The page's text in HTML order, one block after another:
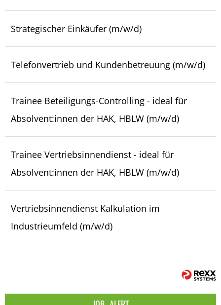
Strategischer Einkäufer (m/w/d)
Telefonvertrieb und Kundenbetreuung (m/w/d)
Trainee Beteiligungs-Controlling - ideal für
Absolvent:innen der HAK, HBLW (m/w/d)
Trainee Vertriebsinnendienst - ideal für
Absolvent:innen der HAK, HBLW (m/w/d)
Vertriebsinnendienst Kalkulation im
Industrieumfeld (m/w/d)